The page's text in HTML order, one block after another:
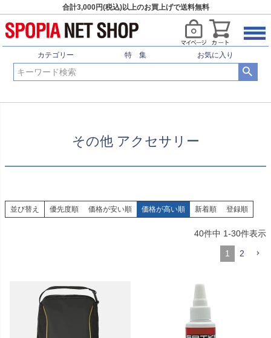
合計3,000円(税込)以上のお買上げで送料無料
カテゴリー 特 集 お気に入り
HOME 野球 ソフトボール スパイク シューズ その他 アクセサリー
その他 アクセサリー
並び替え 優先度順 価格が安い順 価格が高い順 新着順 登録順
40件中 1-30件表示
1 2